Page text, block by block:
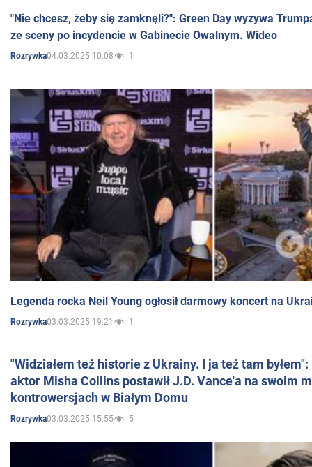
"Nie chcesz, żeby się zamknęli?": Green Day wyzywa
ze sceny po incydencie w Gabinecie Owalnym. Wideo
Rozrywka04.03.2025 10:08 1
Legenda rocka Neil Young ogłosił darmowy koncert na
Rozrywka03.03.2025 19:21 1
"Widziałem też historie z Ukrainy. I ja też tam
aktor Misha Collins postawił J.D. Vance'a na swoim
kontrowersjach w Białym Domu
Rozrywka03.03.2025 15:55 5